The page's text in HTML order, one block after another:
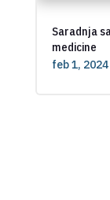
Saradnja
medicine
feb 1, 2024|